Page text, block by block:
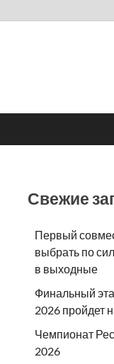
Свежие
Первый
выбрать по
в выходные
Финальный
2026 пройдет
Чемпионат
2026